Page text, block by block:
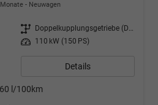
Neuwagen
Getriebe
Doppelkupplungsgetriebe (DSG)
Leistung 110 kW (150 PS)
Details
l/100km